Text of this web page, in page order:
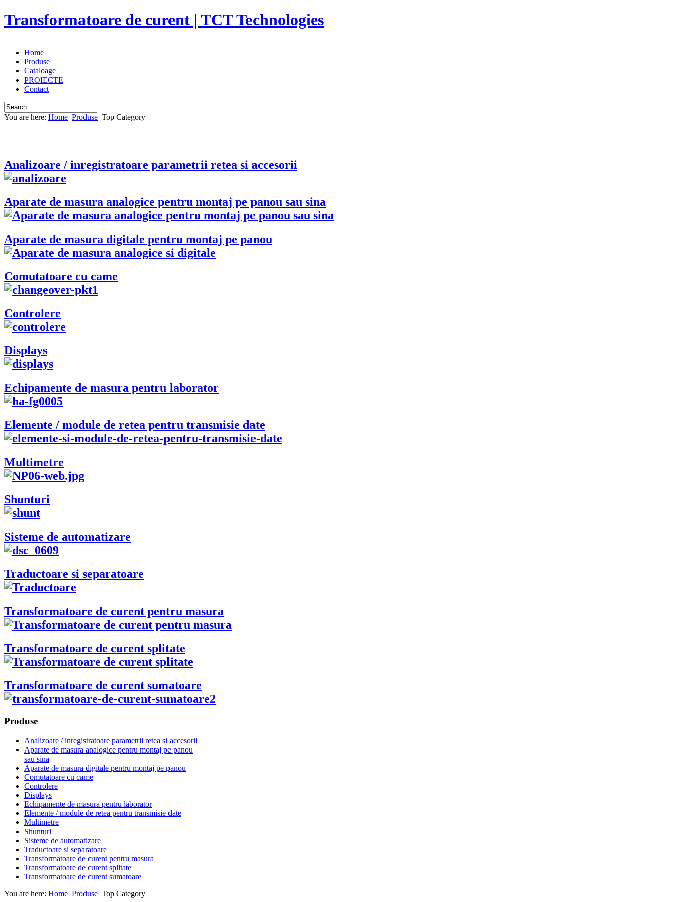
Transformatoare de curent | TCT Technologies
Home
Produse
Cataloage
PROIECTE
Contact
You are here: Home Produse Top Category
Analizoare / inregistratoare parametrii retea si accesorii
Aparate de masura analogice pentru montaj pe panou sau sina
Aparate de masura digitale pentru montaj pe panou
Comutatoare cu came
Controlere
Displays
Echipamente de masura pentru laborator
Elemente / module de retea pentru transmisie date
Multimetre
Shunturi
Sisteme de automatizare
Traductoare si separatoare
Transformatoare de curent pentru masura
Transformatoare de curent splitate
Transformatoare de curent sumatoare
Produse
Analizoare / inregistratoare parametrii retea si accesorii
Aparate de masura analogice pentru montaj pe panou
sau sina
Aparate de masura digitale pentru montaj pe panou
Comutatoare cu came
Controlere
Displays
Echipamente de masura pentru laborator
Elemente / module de retea pentru transmisie date
Multimetre
Shunturi
Sisteme de automatizare
Traductoare si separatoare
Transformatoare de curent pentru masura
Transformatoare de curent splitate
Transformatoare de curent sumatoare
You are here: Home Produse Top Category